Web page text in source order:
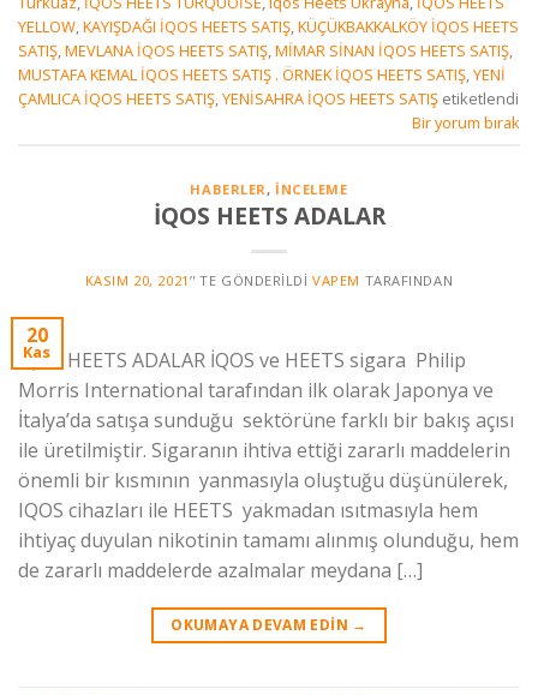
YELLOW,KAYIŞDAĞI İQOS HEETS SATIŞ,KÜÇÜKBAKKALKÖY İQOS HEETS
SATIŞ,MEVLANA İQOS HEETS SATIŞ,MİMAR SİNAN İQOS HEETS SATIŞ,
MUSTAFA KEMAL İQOS HEETS SATIŞ . ÖRNEK İQOS HEETS SATIŞ,YENİ
ÇAMLICA İQOS HEETS SATIŞ,YENİSAHRA İQOS HEETS SATIŞ etiketlendi
Bir yorum bırak
HABERLER , İNCELEME
İQOS HEETS ADALAR
KASIM 20, 2021 ’' TE GÖNDERILDI VAPEM TARAFINDAN
20
Kas
İQOS HEETS ADALAR İQOS ve HEETS sigara Philip
Morris International tarafından ilk olarak Japonya ve
İtalya’da satışa sunduğu sektörüne farklı bir bakış açısı
ile üretilmiştir. Sigaranın ihtiva ettiği zararlı maddelerin
önemli bir kısmının yanmasıyla oluştuğu düşünülerek,
IQOS cihazları ile HEETS yakmadan ısıtmasıyla hem
ihtiyaç duyulan nikotinin tamamı alınmış olunduğu, hem
de zararlı maddelerde azalmalar meydana […]
OKUMAYA DEVAM EDIN →